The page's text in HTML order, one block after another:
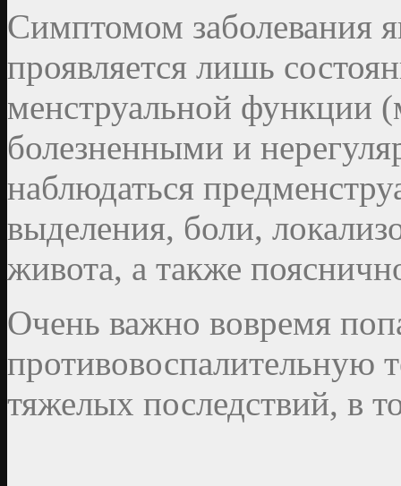
Симптомом заболевания
проявляется лишь
менструальной функции
болезненными и
наблюдаться
выделения, боли,
живота, а также
Очень важно вовремя
противовоспалительную
тяжелых последствий, в